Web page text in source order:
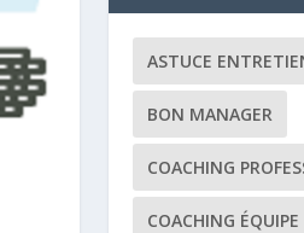
ASTUCE
BON MANAGER
COACHING
COACHING ÉQUIPE